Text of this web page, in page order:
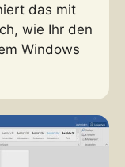
das mit
wie Ihr den
Windows